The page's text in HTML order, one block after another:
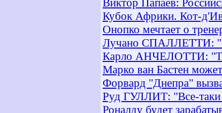
Кубок Африки. Кот-
Онопко мечтает о
Лучано СПАЛЛЕТТИ:
Карло АНЧЕЛОТТИ:
Марко ван Бастен
Форвард "Днепра"
Руд ГУЛЛИТ: "Все-таки
Роналду будет